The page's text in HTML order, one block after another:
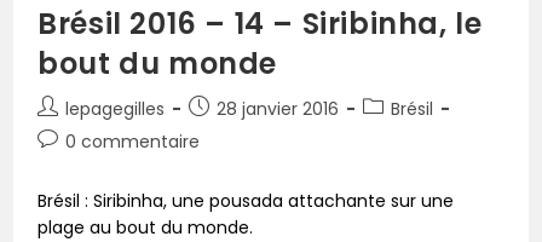
Brésil 2016 – 14 – Siribinha, le
bout du monde
lepagegilles 28 janvier 2016
Brésil
0 commentaire
Brésil : Siribinha, une pousada attachante sur une
plage au bout du monde.